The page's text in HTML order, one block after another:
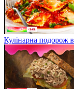
Кулінарна подорож в